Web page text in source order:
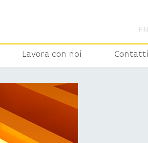
Lavora con noi Contatti